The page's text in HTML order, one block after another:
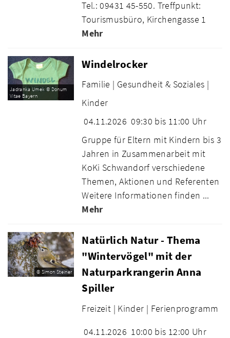
Tel.: 09431 45-550. Treffpunkt:
Tourismusbüro, Kirchengasse 1
Mehr
Jadranka Umek © Donum
Vitae Bayern
Windelrocker
Familie | Gesundheit & Soziales |
Kinder
04.11.2026 09:30 bis 11:00 Uhr
Gruppe für Eltern mit Kindern bis 3
Jahren in Zusammenarbeit mit
KoKi Schwandorf verschiedene
Themen, Aktionen und Referenten
Weitere Informationen finden ...
Mehr
© Simon Steiner
Natürlich Natur - Thema
"Wintervögel" mit der
Naturparkrangerin Anna
Spiller
Freizeit | Kinder | Ferienprogramm
04.11.2026 10:00 bis 12:00 Uhr